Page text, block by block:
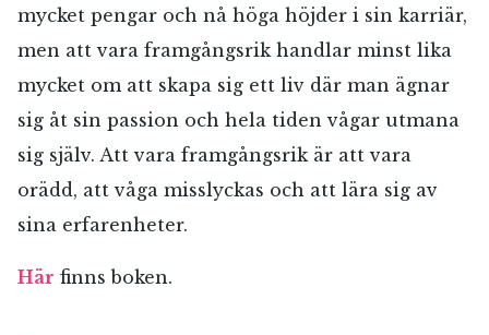
mycket pengar och nå höga höjder i sin karriär,
men att vara framgångsrik handlar minst lika
mycket om att skapa sig ett liv där man ägnar
sig åt sin passion och hela tiden vågar utmana
sig själv. Att vara framgångsrik är att vara
orädd, att våga misslyckas och att lära sig av
sina erfarenheter.
Här finns boken.